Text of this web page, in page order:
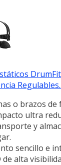
o brazos de
ultra
y
sencillo e
de alta